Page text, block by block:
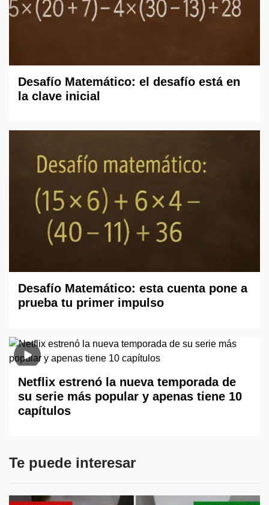
Desafío Matemático: el desafío está en
la clave inicial
Desafío Matemático: esta cuenta pone a
prueba tu primer impulso
Netflix estrenó la nueva temporada de
su serie más popular y apenas tiene 10
capítulos
Te puede interesar